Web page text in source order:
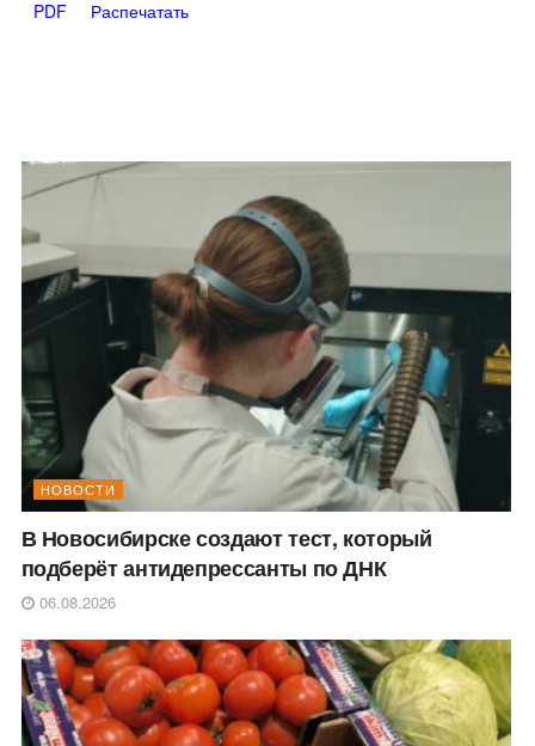
PDF Распечатать
НОВОСТИ
В Новосибирске создают тест, который
подберёт антидепрессанты по ДНК
06.08.2026